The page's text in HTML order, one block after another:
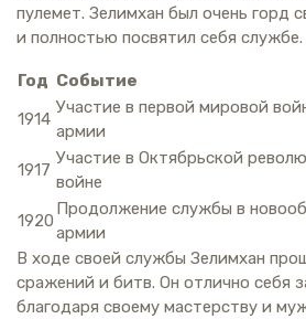
пулемет. Зелимхан был очень горд
и полностью посвятил себя службе.
Год Событие
1914
Участие в первой мировой
армии
1917
Участие в Октябрьской
войне
1920
Продолжение службы в
армии
В ходе своей службы Зелимхан
сражений и битв. Он отлично себя
благодаря своему мастерству и